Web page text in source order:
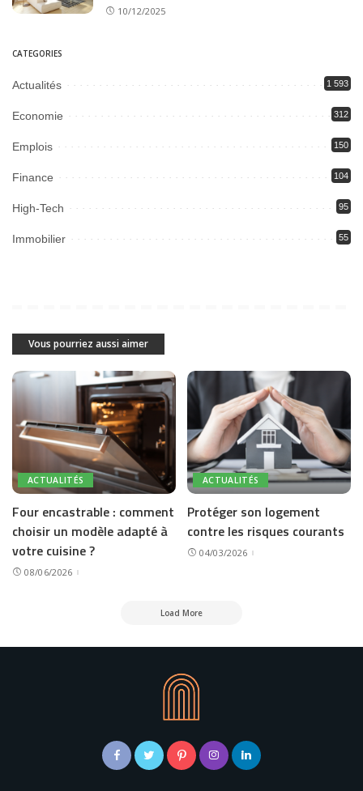
10/12/2025
CATEGORIES
Actualités 1 593
Economie 312
Emplois 150
Finance 104
High-Tech 95
Immobilier 55
Vous pourriez aussi aimer
ACTUALITÉS
Four encastrable : comment
choisir un modèle adapté à
votre cuisine ?
08/06/2026
ACTUALITÉS
Protéger son logement
contre les risques courants
04/03/2026
Load More